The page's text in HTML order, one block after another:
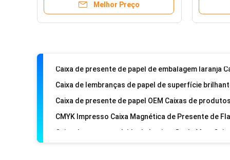
Melhor Preço
Caixa de cartão biodegradável para produtos
Caixa de lembranças de papel de superfície